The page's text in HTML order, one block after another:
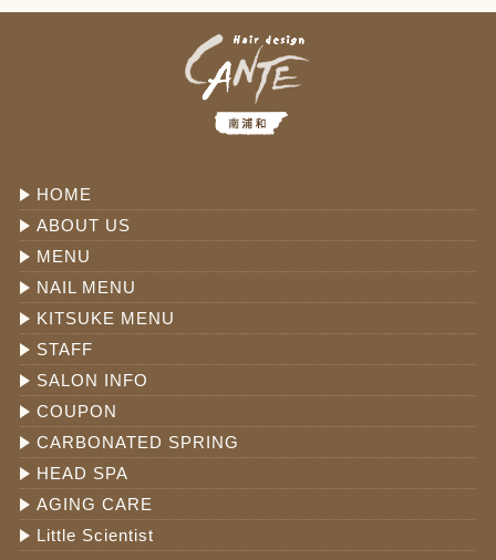
HOME
ABOUT US
MENU
NAIL MENU
KITSUKE MENU
STAFF
SALON INFO
COUPON
CARBONATED SPRING
HEAD SPA
AGING CARE
Little Scientist